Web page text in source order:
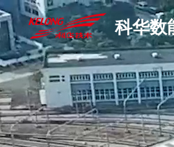
科华数